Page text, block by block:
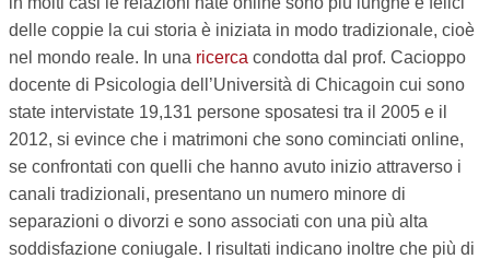
delle coppie la cui storia è iniziata in modo tradizionale, cioè
nel mondo reale. In una ricerca condotta dal prof. Cacioppo
docente di Psicologia dell’Università di Chicagoin cui sono
state intervistate 19,131 persone sposatesi tra il 2005 e il
2012, si evince che i matrimoni che sono cominciati online,
se confrontati con quelli che hanno avuto inizio attraverso i
canali tradizionali, presentano un numero minore di
separazioni o divorzi e sono associati con una più alta
soddisfazione coniugale. I risultati indicano inoltre che più di